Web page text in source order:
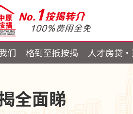
们 格到至抵按揭 人才房贷
全面睇